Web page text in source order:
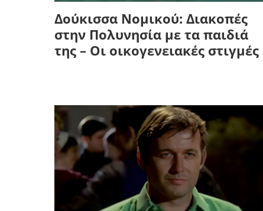
Δούκισσα Νομικού: Διακοπές
στην Πολυνησία με τα παιδιά
της – Οι οικογενειακές στιγμές